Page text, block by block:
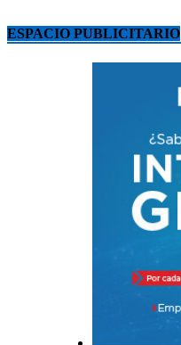
ESPACIO PUBLICITARIO